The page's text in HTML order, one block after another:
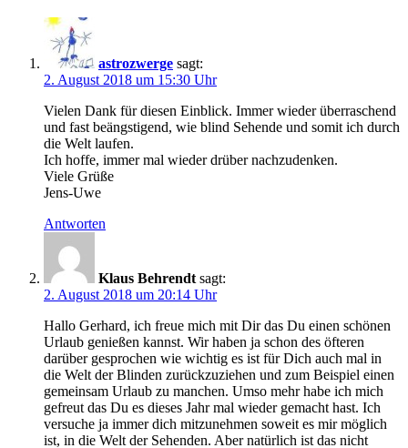
astrozwerge sagt:
2. August 2018 um 15:30 Uhr
Vielen Dank für diesen Einblick. Immer wieder überraschend
und fast beängstigend, wie blind Sehende und somit ich durch
die Welt laufen.
Ich hoffe, immer mal wieder drüber nachzudenken.
Viele Grüße
Jens-Uwe
Antworten
Klaus Behrendt sagt:
2. August 2018 um 20:14 Uhr
Hallo Gerhard, ich freue mich mit Dir das Du einen schönen
Urlaub genießen kannst. Wir haben ja schon des öfteren
darüber gesprochen wie wichtig es ist für Dich auch mal in
die Welt der Blinden zurückzuziehen und zum Beispiel einen
gemeinsam Urlaub zu manchen. Umso mehr habe ich mich
gefreut das Du es dieses Jahr mal wieder gemacht hast. Ich
versuche ja immer dich mitzunehmen soweit es mir möglich
ist, in die Welt der Sehenden. Aber natürlich ist das nicht